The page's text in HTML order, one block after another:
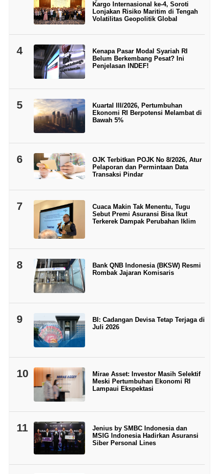
Kargo Internasional ke-4, Soroti
Lonjakan Risiko Maritim di Tengah
Volatilitas Geopolitik Global
4
Kenapa Pasar Modal Syariah RI
Belum Berkembang Pesat? Ini
Penjelasan INDEF!
5
Kuartal III/2026, Pertumbuhan
Ekonomi RI Berpotensi Melambat di
Bawah 5%
6
OJK Terbitkan POJK No 8/2026, Atur
Pelaporan dan Permintaan Data
Transaksi Pindar
7
Cuaca Makin Tak Menentu, Tugu
Sebut Premi Asuransi Bisa Ikut
Terkerek Dampak Perubahan Iklim
8
Bank QNB Indonesia (BKSW) Resmi
Rombak Jajaran Komisaris
9
BI: Cadangan Devisa Tetap Terjaga di
Juli 2026
10
Mirae Asset: Investor Masih Selektif
Meski Pertumbuhan Ekonomi RI
Lampaui Ekspektasi
11
Jenius by SMBC Indonesia dan
MSIG Indonesia Hadirkan Asuransi
Siber Personal Lines